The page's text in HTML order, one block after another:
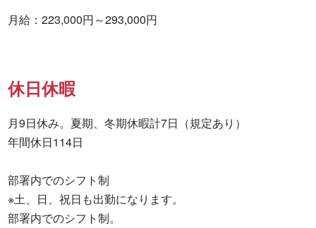
月給：223,000円～293,000円
休日休暇
月9日休み。夏期、冬期休暇計7日（規定あり）
年間休日114日
部署内でのシフト制
※土、日、祝日も出勤になります。
部署内でのシフト制。